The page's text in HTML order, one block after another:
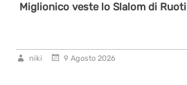
Miglionico veste lo Slalom di Ruoti
niki 9 Agosto 2026